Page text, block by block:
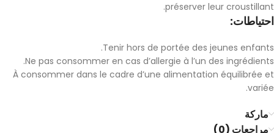
préserver leur croustillant.
احتياطات:
Tenir hors de portée des jeunes enfants.
Ne pas consommer en cas d’allergie à l’un des ingrédients.
À consommer dans le cadre d’une alimentation équilibrée et
variée.
ماركة
مراجعات (0)